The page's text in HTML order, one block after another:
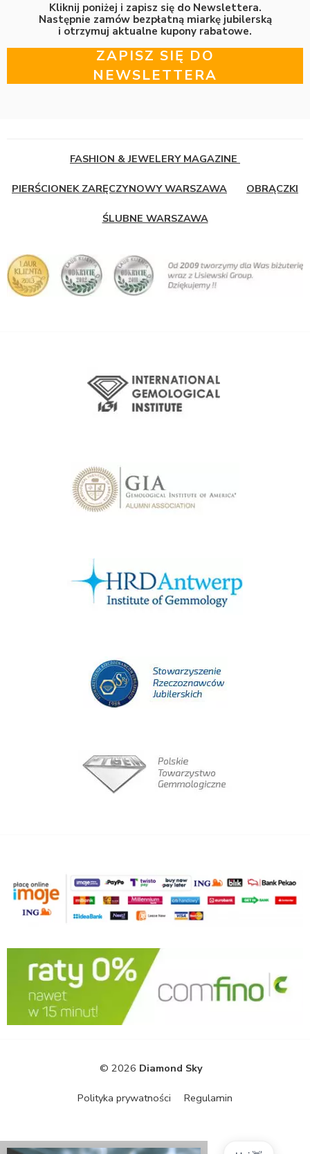
Kliknij poniżej i zapisz się do Newslettera.
Następnie zamów bezpłatną miarkę jubilerską
i otrzymuj aktualne kupony rabatowe.
ZAPISZ SIĘ DO
NEWSLETTERA
FASHION & JEWELERY MAGAZINE
PIERŚCIONEK ZARĘCZYNOWY WARSZAWA OBRĄCZKI
ŚLUBNE WARSZAWA
© 2026 Diamond Sky
Polityka prywatności Regulamin